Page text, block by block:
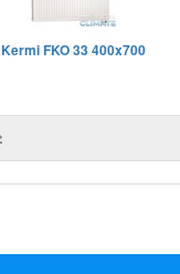
Kermi FKO 33 400x700